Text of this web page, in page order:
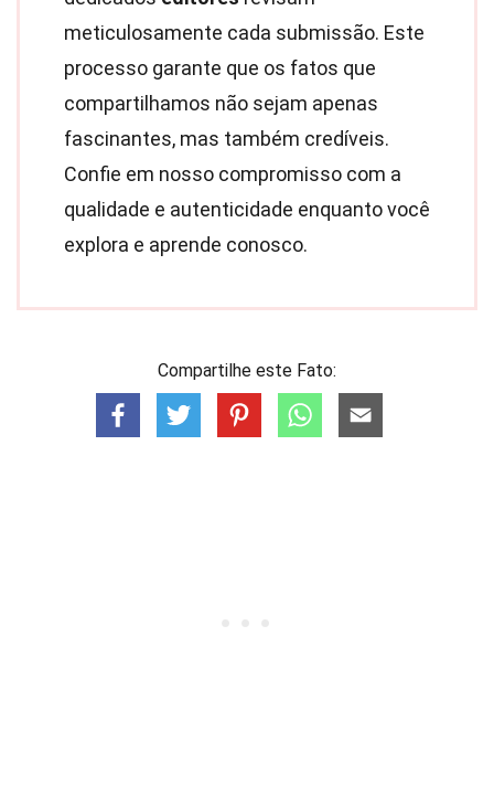
meticulosamente cada submissão. Este
processo garante que os fatos que
compartilhamos não sejam apenas
fascinantes, mas também credíveis.
Confie em nosso compromisso com a
qualidade e autenticidade enquanto você
explora e aprende conosco.
Compartilhe este Fato: